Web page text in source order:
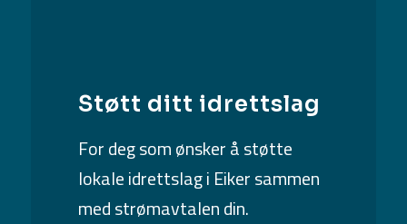
Støtt ditt idrettslag
For deg som ønsker å støtte
lokale idrettslag i Eiker sammen
med strømavtalen din.